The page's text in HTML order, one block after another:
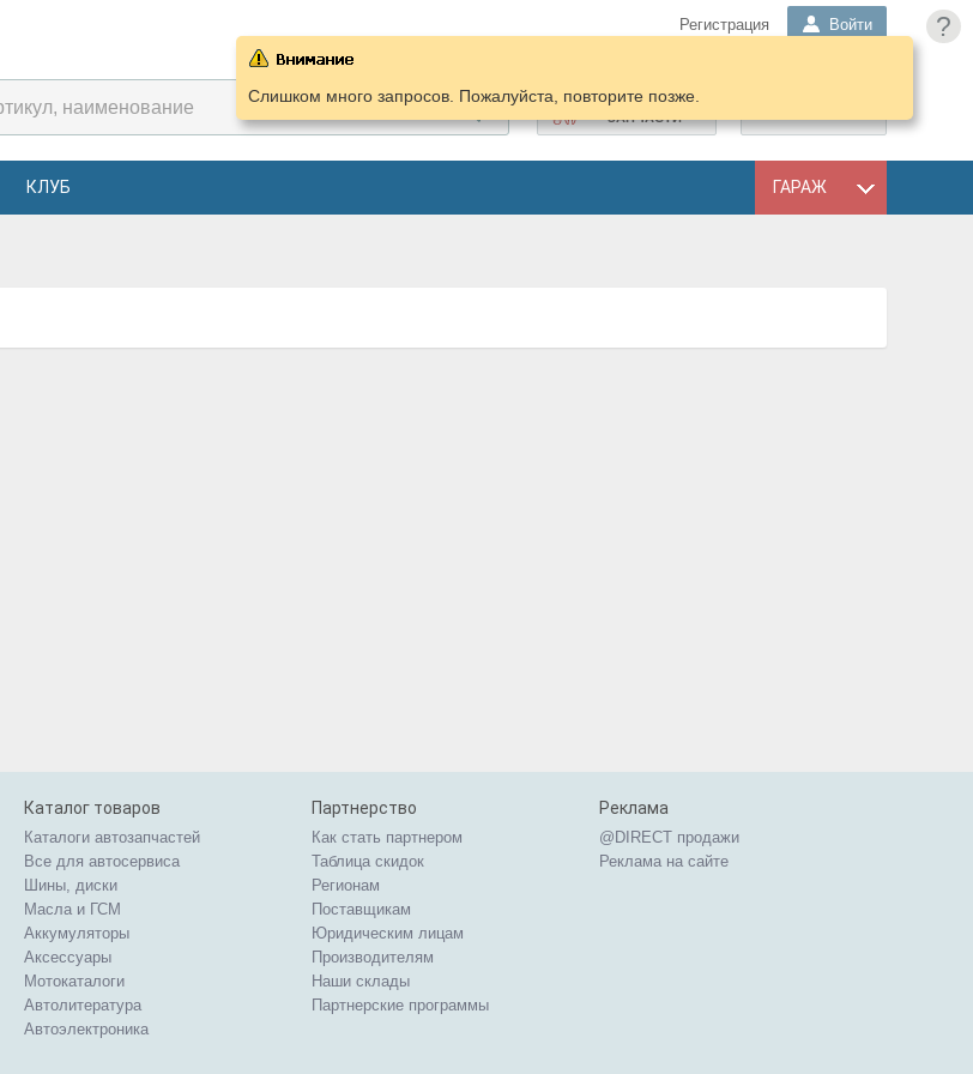
?
Регистрация Войти
ПОДОБРАТЬ
ЗАПЧАСТИ
КЛУБ ГАРАЖ
Слишком много запросов. Пожалуйста, повторите позже.
Каталог товаров
Каталоги автозапчастей
Все для автосервиса
Шины, диски
Масла и ГСМ
Аккумуляторы
Аксессуары
Мотокаталоги
Автолитература
Автоэлектроника
Партнерство
Как стать партнером
Таблица скидок
Регионам
Поставщикам
Юридическим лицам
Производителям
Наши склады
Партнерские программы
Реклама
@DIRECT продажи
Реклама на сайте